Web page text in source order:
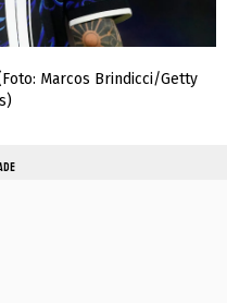
Marcos Brindicci/Getty